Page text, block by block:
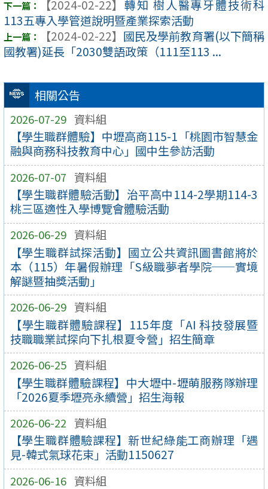
相關公告
2026-07-29 資料組
【學生職群體驗】中壢高商115-1「桃園市智慧金
融與商務科技教育中心」國中生參訪活動
2026-07-07 資料組
【學生職群體驗活動】治平高中114-2學期114-3
桃三區適性入學博覽會體驗活動
2026-06-29 資料組
【學生職群試探活動】國立公共資訊圖書館將於
本（115）年暑假辦理「S級職夢者學院──實境
解謎暨抽獎活動」
2026-06-29 資料組
【學生職群體驗課程】115年度「AI 科技發展暨
技職職業試探向下扎根夏令營」招生簡章
2026-06-25 資料組
【學生職群體驗課程】中大壢中-壢萌服務隊辦理
「2026夏季壢亮永續營」招生海報
2026-06-22 資料組
【學生職群體驗課程】新世紀綠能工商辦理「遇
見-韓式氣球花束」活動1150627
2026-06-16 資料組
【2024-02-22】 轉知 樹人醫專牙體技術科
113五專入學管道說明暨產業探索活動
【2024-02-22】 國民及學前教育署(以下簡稱
國教署)延長「2030雙語政策（111至113 ...